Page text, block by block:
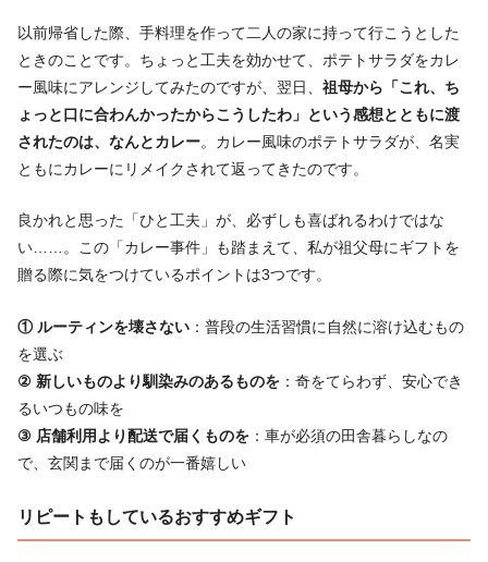
以前帰省した際、手料理を作って二人の家に持って行こうとした
ときのことです。ちょっと工夫を効かせて、ポテトサラダをカレ
ー風味にアレンジしてみたのですが、翌日、 祖母から「これ、ち
ょっと口に合わんかったからこうしたわ」という感想とともに渡
されたのは、なんとカレー。カレー風味のポテトサラダが、名実
ともにカレーにリメイクされて返ってきたのです。
良かれと思った「ひと工夫」が、必ずしも喜ばれるわけではな
い……。この「カレー事件」も踏まえて、私が祖父母にギフトを
贈る際に気をつけているポイントは3つです。
① ルーティンを壊さない ：普段の生活習慣に自然に溶け込むもの
を選ぶ
② 新しいものより馴染みのあるものを ：奇をてらわず、安心でき
るいつもの味を
③ 店舗利用より配送で届くものを ：車が必須の田舎暮らしなの
で、玄関まで届くのが一番嬉しい
リピートもしているおすすめギフト